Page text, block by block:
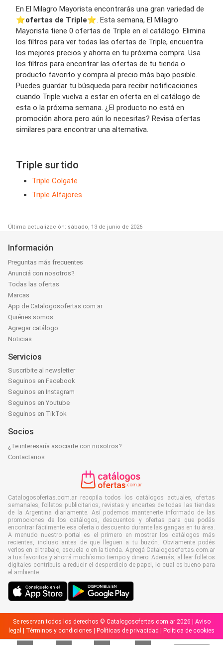
En El Milagro Mayorista encontrarás una gran variedad de
⭐️ofertas de Triple⭐️. Esta semana, El Milagro
Mayorista tiene 0 ofertas de Triple en el catálogo. Elimina
los filtros para ver todas las ofertas de Triple, encuentra
los mejores precios y ahorra en tu próxima compra. Usa
los filtros para encontrar las ofertas de tu tienda o
producto favorito y compra al precio más bajo posible.
Puedes guardar tu búsqueda para recibir notificaciones
cuando Triple vuelva a estar en oferta en el catálogo de
esta o la próxima semana. ¿El producto no está en
promoción ahora pero aún lo necesitas? Revisa ofertas
similares para encontrar una alternativa.
Triple surtido
Triple Colgate
Triple Alfajores
Última actualización: sábado, 13 de junio de 2026
Información
Preguntas más frecuentes
Anunciá con nosotros?
Todas las ofertas
Marcas
App de Catalogosofertas.com.ar
Quiénes somos
Agregar catálogo
Noticias
Servicios
Suscribite al newsletter
Seguinos en Facebook
Seguinos en Instagram
Seguinos en Youtube
Seguinos en TikTok
Socios
¿Te interesaría asociarte con nosotros?
Contactanos
Catalogosofertas.com.ar recopila todos los catálogos actuales, ofertas
semanales, folletos publicitarios, revistas y encartes de todas las tiendas
de la Argentina diariamente. Así podemos mantenerte informado de las
promociones de los catálogos, descuentos y ofertas para que podás
encontrar fácilmente esa oferta o descuento durante las gangas en tu área.
A menudo nuestro portal es el primero en mostrar los catálogos más
recientes, incluso antes de que lleguen a tu buzón. Obviamente podés
verlos en el trabajo, escuela o en la tienda. Agregá Catalogosofertas.com.ar
a tus favoritos y ahorrá muchísimo tiempo y dinero. Además, al leer folletos
digitales contribuís a reducir el desperdicio de papel, lo cual es bueno para
el ambiente.
Se reservan todos los derechos © Catalogosofertas.com.ar 2026 | Aviso
legal | Términos y condiciones | Políticas de privacidad | Política de cookies